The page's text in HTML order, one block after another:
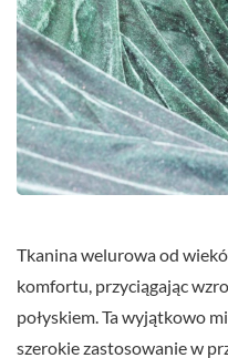
Tkanina welurowa od
komfortu, przyciągając
połyskiem. Ta wyjątkowo
szerokie zastosowanie w